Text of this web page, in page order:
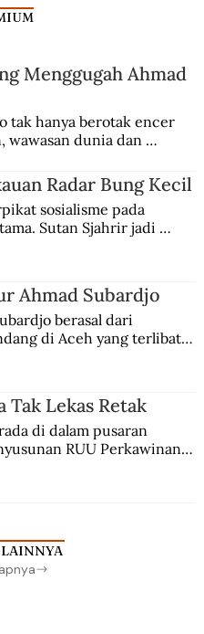
di
Menggugah Ahmad
tak hanya berotak encer
wawasan dunia dan
hingga Sun Yat-sen.
Radar Bung Kecil
sosialisme pada
Sutan Sjahrir jadi
Ahmad Subardjo
berasal dari
di Aceh yang terlibat
Tak Lekas Retak
di dalam pusaran
RUU Perkawinan.